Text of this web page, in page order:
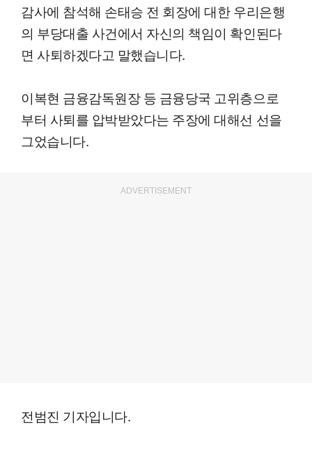
감사에 참석해 손태승 전 회장에 대한 우리은행
의 부당대출 사건에서 자신의 책임이 확인된다
면 사퇴하겠다고 말했습니다.
이복현 금융감독원장 등 금융당국 고위층으로
부터 사퇴를 압박받았다는 주장에 대해선 선을
그었습니다.
ADVERTISEMENT
전범진 기자입니다.